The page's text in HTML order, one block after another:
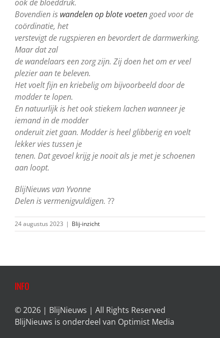
ook de bloeddruk.
Bovendien is wandelen op blote voetengoedvoor de
coördinatie, het
verstevigt de rugspieren en bevordert de darmwerking.
Maar dat zal
de wandelaars een zorg zijn. Zij doen het om er veel
plezier aan te beleven.
Het voelt fijn en kriebelig om bijvoorbeeld door de
modder te lopen.
En natuurlijk is het ook stiekem lachen wanneer je
iemand in de modder
onderuit ziet gaan. Modder is heel glibberig en voelt
lekker vies tussen je
tenen. Dat gevoel krijg je nooit als je met je schoenen
aan loopt.
BlijNieuws van Yvonne
Delen is vermenigvuldigen. ??
24 augustus 2023 | Blij-inzicht
INFO
© 2026 | BlijNieuws | All Rights Reserved
BlijNieuws is onderdeel van Optimist Media